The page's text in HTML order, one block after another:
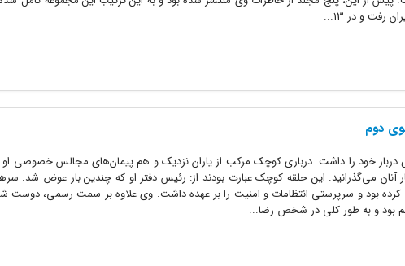
رفت و در 13...
دوم
خود را داشت. درباری کوچک مرکب از یاران نزدیک و هم پیمان‌های مجالس خصوصی او.
آنان می‌گذرانید. این حلقه کوچک عبارت بودند از: رئیس دفتر او که چندین بار عوض شد.
کرده بود و سرپرستی انتظامات و امنیت را بر عهده داشت. وی علاوه بر سمت رسمی، دوست
بود و به طور کلی در شخص رضا...